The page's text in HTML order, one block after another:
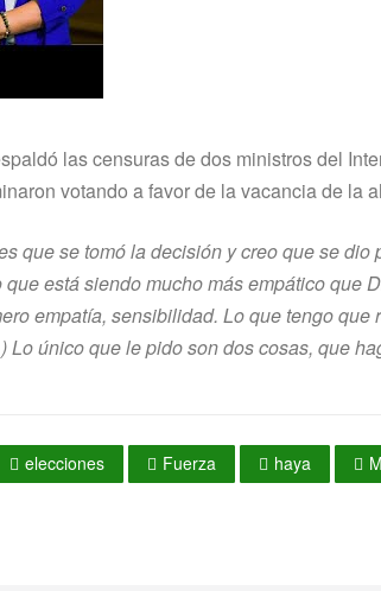
las censuras de dos ministros del
votando a favor de la vacancia de la
que se tomó la decisión y creo que se dio
está siendo mucho más empático que
empatía, sensibilidad. Lo que tengo que
único que le pido son dos cosas, que
elecciones Fuerza haya